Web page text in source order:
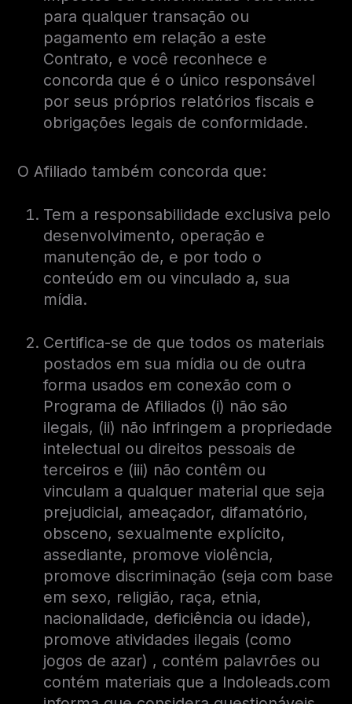
para qualquer transação ou
pagamento em relação a este
Contrato, e você reconhece e
concorda que é o único responsável
por seus próprios relatórios fiscais e
obrigações legais de conformidade.
O Afiliado também concorda que:
Tem a responsabilidade exclusiva pelo
desenvolvimento, operação e
manutenção de, e por todo o
conteúdo em ou vinculado a, sua
mídia.
Certifica-se de que todos os materiais
postados em sua mídia ou de outra
forma usados ​​em conexão com o
Programa de Afiliados (i) não são
ilegais, (ii) não infringem a propriedade
intelectual ou direitos pessoais de
terceiros e (iii) não contêm ou
vinculam a qualquer material que seja
prejudicial, ameaçador, difamatório,
obsceno, sexualmente explícito,
assediante, promove violência,
promove discriminação (seja com base
em sexo, religião, raça, etnia,
nacionalidade, deficiência ou idade),
promove atividades ilegais (como
jogos de azar) , contém palavrões ou
contém materiais que a Indoleads.com